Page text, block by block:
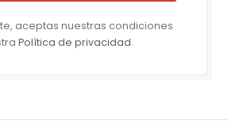
aceptas nuestras condiciones
Política de privacidad.